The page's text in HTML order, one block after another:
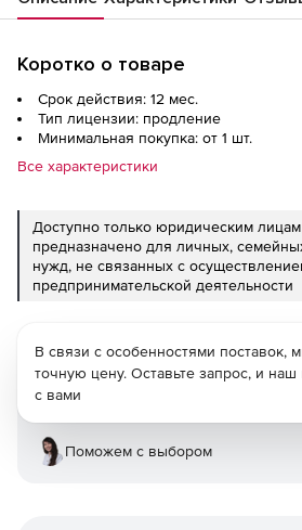
Коротко о товаре
Срок действия: 12 мес.
Тип лицензии: продление
Минимальная покупка: от 1 шт.
Все характеристики
Доступно только юридическим
предназначено для личных,
нужд, не связанных с
предпринимательской деятельности
В связи с особенностями поставок,
точную цену. Оставьте запрос, и
с вами
Поможем с выбором